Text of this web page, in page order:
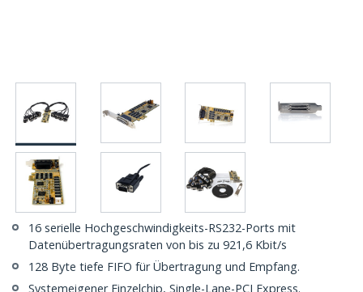
16 serielle Hochgeschwindigkeits-RS232-Ports mit
Datenübertragungsraten von bis zu 921,6 Kbit/s
128 Byte tiefe FIFO für Übertragung und Empfang.
Systemeigener Einzelchip, Single-Lane-PCI Express.